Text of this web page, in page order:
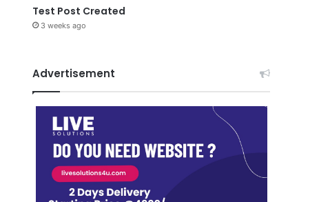
Test Post Created
3 weeks ago
Advertisement